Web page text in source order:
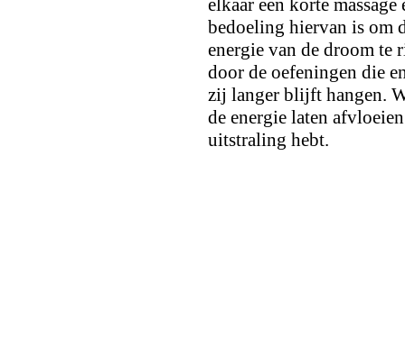
elkaar een korte
bedoeling hiervan is om
energie van de droom te
door de oefeningen die
zij langer blijft hangen.
de energie laten
uitstraling hebt.